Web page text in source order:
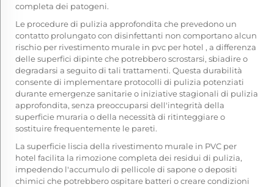
completa dei patogeni.
Le procedure di pulizia approfondita che prevedono un
contatto prolungato con disinfettanti non comportano alcun
rischio per rivestimento murale in pvc per hotel , a differenza
delle superfici dipinte che potrebbero scrostarsi, sbiadire o
degradarsi a seguito di tali trattamenti. Questa durabilità
consente di implementare protocolli di pulizia potenziati
durante emergenze sanitarie o iniziative stagionali di pulizia
approfondita, senza preoccuparsi dell'integrità della
superficie muraria o della necessità di ritinteggiare o
sostituire frequentemente le pareti.
La superficie liscia della rivestimento murale in PVC per
hotel facilita la rimozione completa dei residui di pulizia,
impedendo l'accumulo di pellicole di sapone o depositi
chimici che potrebbero ospitare batteri o creare condizioni